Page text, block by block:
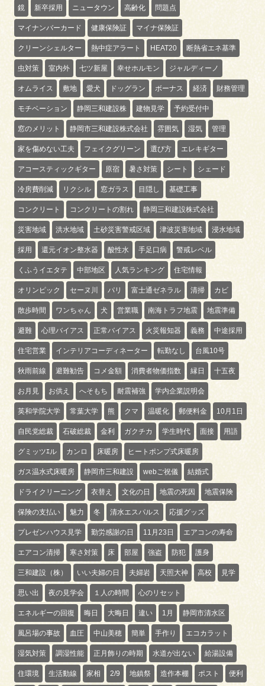
鏡 新卒採用 ニュータウン 高齢化 問題点
マイナンバーカード 健康保険証 マイナ保険証
クリーンシェルター 熱中症アラート HEAT20 断熱省エネ基準
虫対策 室内外 七ツ新屋 幸せホルモン ジャルディーノ
オムライス 敷地 愛犬 ドッグラン ボーナス 経済 財務管理
モチベーション 静岡三和建設株 建物見学 予約受付中
窓のメリット 静岡市三和建設株式会社 雰囲気 湿気 管理
家を傷めない工夫 フェイクグリーン 選び方 エレキギター
アコースティックギター 原宿 暑さ対策 シート シェード
冷房費削減 リクシル 窓ガラス 目隠し 基礎工事
コンクリート コンクリートの割れ 静岡三和建設株式会社
災害地域 洪水地域 土砂災害警戒区域 津波災害地域 浸水地域
採用 還元イオン整水器 酸性水 手足口病 警戒レベル
くふうイエタテ 中部地区 人気ランキング 住宅情報
オリンピック セーヌ川 パリ 富士通ゼネラル 清掃 カビ
散歩時間 ワンちゃん 犬 営業職 南海トラフ地震 地震準備
避難 心理バイアス 正常バイアス 火災報知器 義務 中途採用
住宅営業 インテリアコーディネーター 転勤なし 台風10号
秋雨前線 避難勧告 コメ金額 消費者物価指数 縁日 十五夜
お月見 お供え へそもち 耐震補強 学内企業説明会
英和学院大学 常葉大学 熊 クマ 温暖化 郵便料金 10月1日
自民党総裁 石破総裁 金利 ガクチカ 学生時代 面接 用語
グミッツｴル カンロ 床暖房 ヒートポンプ式床暖房
ガス温水式床暖房 静岡市三和建設 webご祝儀 結婚式
ドライクリーニング 衣替え 文化の日 地震の死因 地震保険
保険の支払い 魅力 冬 清水エスパルス 応援グッズ
プレゼンハウス見学 勤労感謝の日 11月23日 エアコンの寿命
エアコン清掃 寒さ対策 床 部屋 強盗 防犯 護身
三和建設（株） いい夫婦の日 夫婦岩 天照大神 高校 見学
思い出 夜の見学会 １人の時間 心のリセット
エネルギーの回復 晦日 大晦日 違い 1月 静岡市清水区
風呂場の事故 血圧 中山美穂 簡単 手作り エコカラット
湿気対策 調湿性能 正月飾りの時期 水道が出ない 給湯設備
住環境 生活動線 家相 2/9 地鎮祭 造作本棚 ポスト 便利